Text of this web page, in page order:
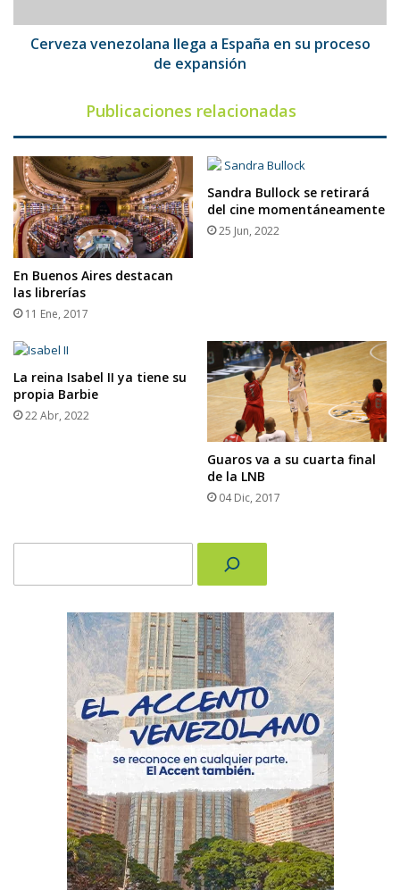
de
expansión
Cerveza venezolana llega a España en su proceso
de expansión
Publicaciones relacionadas
En Buenos Aires destacan
las librerías
11 Ene, 2017
Sandra Bullock se retirará
del cine momentáneamente
25 Jun, 2022
La reina Isabel II ya tiene su
propia Barbie
22 Abr, 2022
Guaros va a su cuarta final
de la LNB
04 Dic, 2017